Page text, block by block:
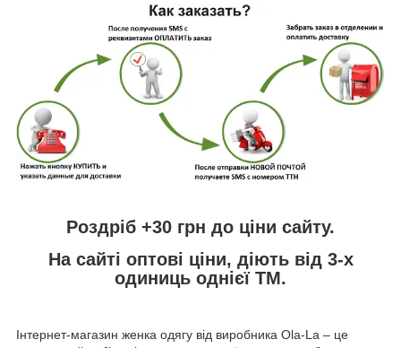
Роздріб +30 грн до ціни сайту.
На сайті оптові ціни, діють від 3-х
одиниць однієї ТМ.
Інтернет-магазин женка одягу від виробника Ola-La – це